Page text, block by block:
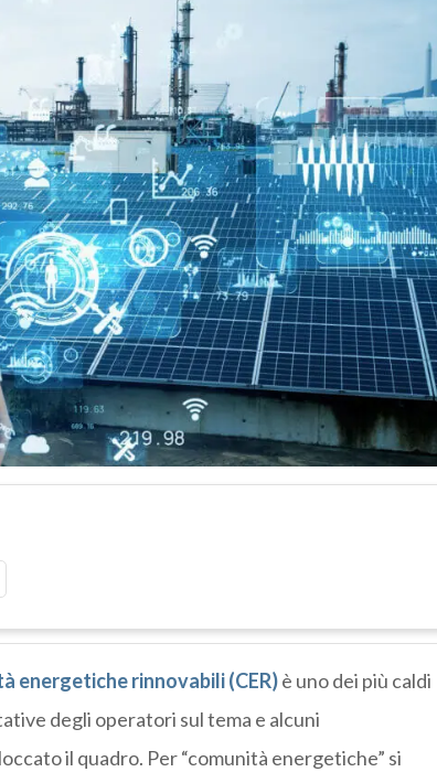
energetiche rinnovabili (CER)è uno dei più caldi
degli operatori sul tema e alcuni
il quadro. Per “comunità energetiche” si
A
E